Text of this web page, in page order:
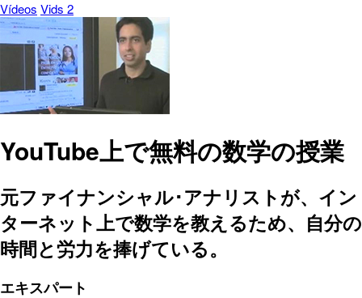
Vídeos Vids 2
YouTube上で無料の数学の授業
元ファイナンシャル･アナリストが、イン
ターネット上で数学を教えるため、自分の
時間と労力を捧げている。
エキスパート